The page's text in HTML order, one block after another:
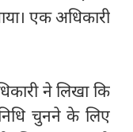
एक अधिकारी
ने लिखा कि
चुनने के लिए